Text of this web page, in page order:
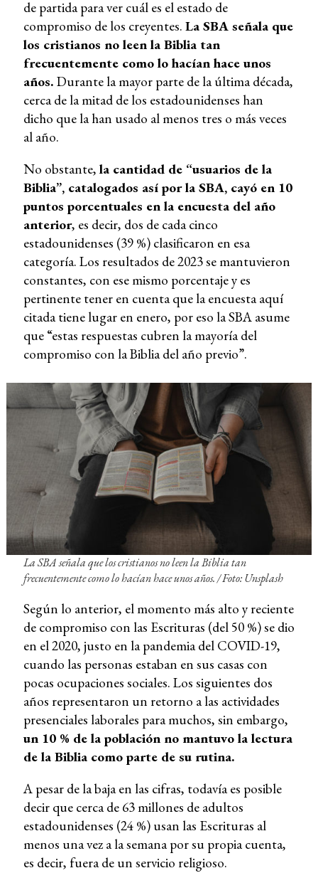
de partida para ver cuál es el estado de
compromiso de los creyentes. La SBA señala que
los cristianos no leen la Biblia tan
frecuentemente como lo hacían hace unos
años. Durante la mayor parte de la última década,
cerca de la mitad de los estadounidenses han
dicho que la han usado al menos tres o más veces
al año.
No obstante, la cantidad de “usuarios de la
Biblia”, catalogados así por la SBA, cayó en 10
puntos porcentuales en la encuesta del año
anterior, es decir, dos de cada cinco
estadounidenses (39 %) clasificaron en esa
categoría. Los resultados de 2023 se mantuvieron
constantes, con ese mismo porcentaje y es
pertinente tener en cuenta que la encuesta aquí
citada tiene lugar en enero, por eso la SBA asume
que “estas respuestas cubren la mayoría del
compromiso con la Biblia del año previo”.
La SBA señala que los cristianos no leen la Biblia tan
frecuentemente como lo hacían hace unos años. /Foto: Unsplash
Según lo anterior, el momento más alto y reciente
de compromiso con las Escrituras (del 50 %) se dio
en el 2020, justo en la pandemia del COVID-19,
cuando las personas estaban en sus casas con
pocas ocupaciones sociales. Los siguientes dos
años representaron un retorno a las actividades
presenciales laborales para muchos, sin embargo,
un 10 % de la población no mantuvo la lectura
de la Biblia como parte de su rutina.
A pesar de la baja en las cifras, todavía es posible
decir que cerca de 63 millones de adultos
estadounidenses (24 %) usan las Escrituras al
menos una vez a la semana por su propia cuenta,
es decir, fuera de un servicio religioso.